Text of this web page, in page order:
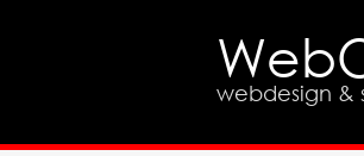
webdesign &